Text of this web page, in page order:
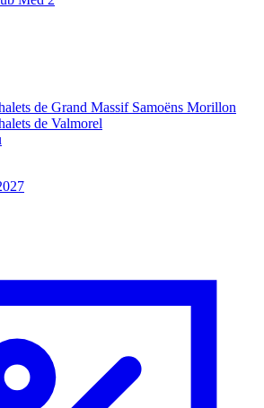
de Grand Massif Samoëns Morillon
de Valmorel